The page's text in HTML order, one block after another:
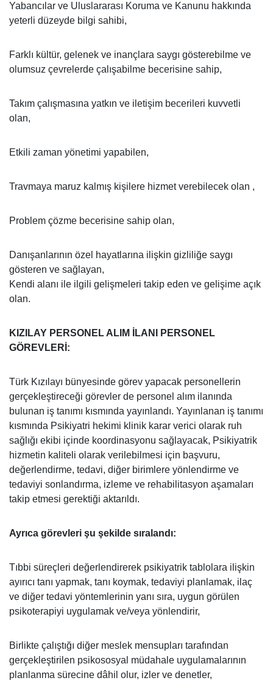
Yabancılar ve Uluslararası Koruma ve Kanunu hakkında
yeterli düzeyde bilgi sahibi,
Farklı kültür, gelenek ve inançlara saygı gösterebilme ve
olumsuz çevrelerde çalışabilme becerisine sahip,
Takım çalışmasına yatkın ve iletişim becerileri kuvvetli
olan,
Etkili zaman yönetimi yapabilen,
Travmaya maruz kalmış kişilere hizmet verebilecek olan ,
Problem çözme becerisine sahip olan,
Danışanlarının özel hayatlarına ilişkin gizliliğe saygı
gösteren ve sağlayan,
Kendi alanı ile ilgili gelişmeleri takip eden ve gelişime açık
olan.
KIZILAY PERSONEL ALIM İLANI PERSONEL
GÖREVLERİ:
Türk Kızılayı bünyesinde görev yapacak personellerin
gerçekleştireceği görevler de personel alım ilanında
bulunan iş tanımı kısmında yayınlandı. Yayınlanan iş tanımı
kısmında Psikiyatri hekimi klinik karar verici olarak ruh
sağlığı ekibi içinde koordinasyonu sağlayacak, Psikiyatrik
hizmetin kaliteli olarak verilebilmesi için başvuru,
değerlendirme, tedavi, diğer birimlere yönlendirme ve
tedaviyi sonlandırma, izleme ve rehabilitasyon aşamaları
takip etmesi gerektiği aktarıldı.
Ayrıca görevleri şu şekilde sıralandı:
Tıbbi süreçleri değerlendirerek psikiyatrik tablolara ilişkin
ayırıcı tanı yapmak, tanı koymak, tedaviyi planlamak, ilaç
ve diğer tedavi yöntemlerinin yanı sıra, uygun görülen
psikoterapiyi uygulamak ve/veya yönlendirir,
Birlikte çalıştığı diğer meslek mensupları tarafından
gerçekleştirilen psikososyal müdahale uygulamalarının
planlanma sürecine dâhil olur, izler ve denetler,